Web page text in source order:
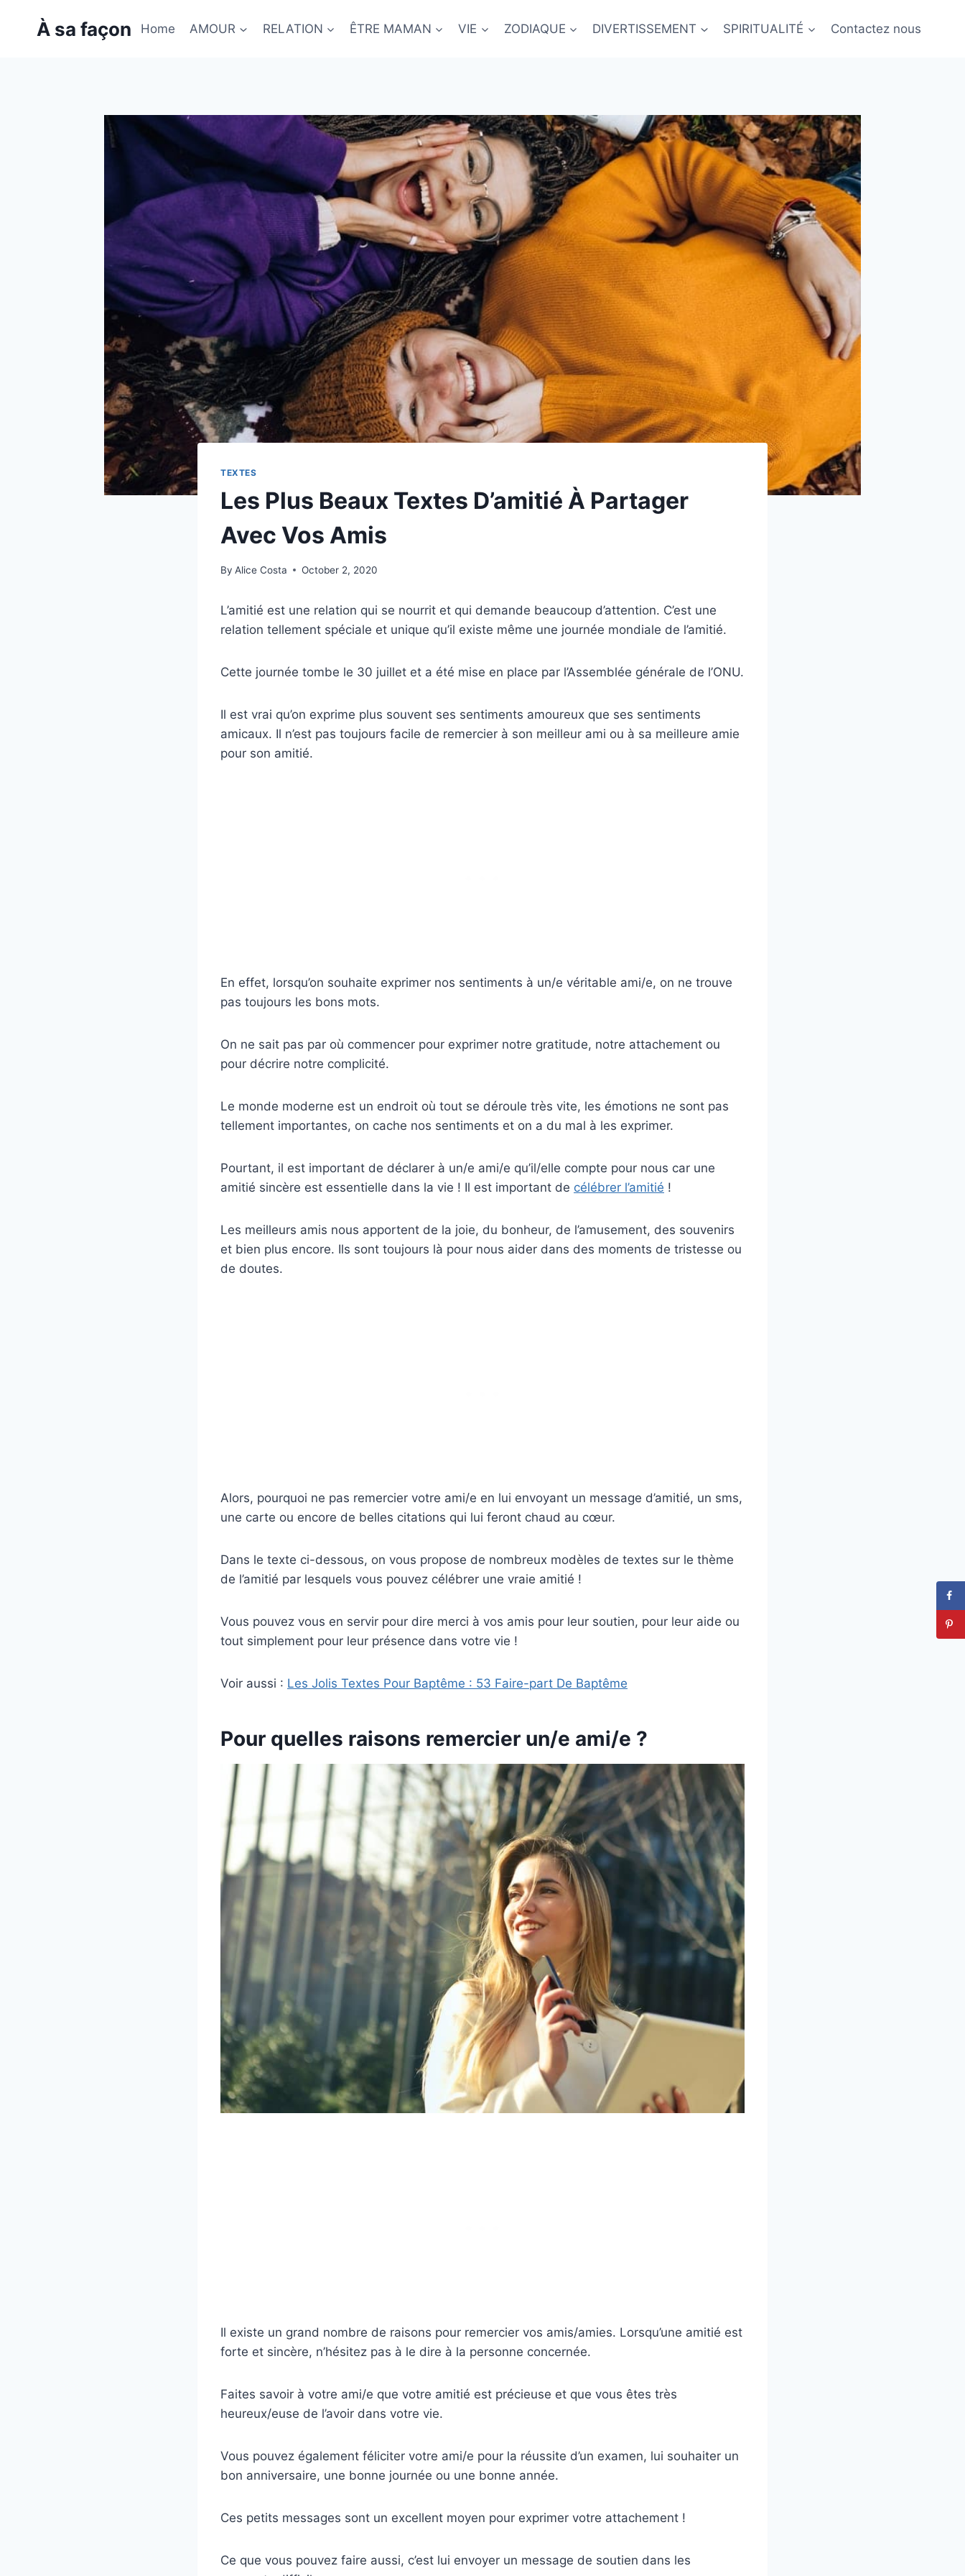
À sa façon Home AMOUR RELATION ÊTRE MAMAN VIE ZODIAQUE DIVERTISSEMENT SPIRITUALITÉ Contactez nous
TEXTES
Les Plus Beaux Textes D’amitié À Partager
Avec Vos Amis
By Alice Costa October 2, 2020
L’amitié est une relation qui se nourrit et qui demande beaucoup d’attention. C’est une
relation tellement spéciale et unique qu’il existe même une journée mondiale de l’amitié.
Cette journée tombe le 30 juillet et a été mise en place par l’Assemblée générale de l’ONU.
Il est vrai qu’on exprime plus souvent ses sentiments amoureux que ses sentiments
amicaux. Il n’est pas toujours facile de remercier à son meilleur ami ou à sa meilleure amie
pour son amitié.
En effet, lorsqu’on souhaite exprimer nos sentiments à un/e véritable ami/e, on ne trouve
pas toujours les bons mots.
On ne sait pas par où commencer pour exprimer notre gratitude, notre attachement ou
pour décrire notre complicité.
Le monde moderne est un endroit où tout se déroule très vite, les émotions ne sont pas
tellement importantes, on cache nos sentiments et on a du mal à les exprimer.
Pourtant, il est important de déclarer à un/e ami/e qu’il/elle compte pour nous car une
amitié sincère est essentielle dans la vie ! Il est important de célébrer l’amitié !
Les meilleurs amis nous apportent de la joie, du bonheur, de l’amusement, des souvenirs
et bien plus encore. Ils sont toujours là pour nous aider dans des moments de tristesse ou
de doutes.
Alors, pourquoi ne pas remercier votre ami/e en lui envoyant un message d’amitié, un sms,
une carte ou encore de belles citations qui lui feront chaud au cœur.
Dans le texte ci-dessous, on vous propose de nombreux modèles de textes sur le thème
de l’amitié par lesquels vous pouvez célébrer une vraie amitié !
Vous pouvez vous en servir pour dire merci à vos amis pour leur soutien, pour leur aide ou
tout simplement pour leur présence dans votre vie !
Voir aussi : Les Jolis Textes Pour Baptême : 53 Faire-part De Baptême
Pour quelles raisons remercier un/e ami/e ?
Il existe un grand nombre de raisons pour remercier vos amis/amies. Lorsqu’une amitié est
forte et sincère, n’hésitez pas à le dire à la personne concernée.
Faites savoir à votre ami/e que votre amitié est précieuse et que vous êtes très
heureux/euse de l’avoir dans votre vie.
Vous pouvez également féliciter votre ami/e pour la réussite d’un examen, lui souhaiter un
bon anniversaire, une bonne journée ou une bonne année.
Ces petits messages sont un excellent moyen pour exprimer votre attachement !
Ce que vous pouvez faire aussi, c’est lui envoyer un message de soutien dans les